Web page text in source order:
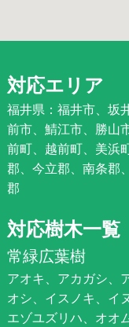
対応エリア
福井県：福井市、坂
前市、鯖江市、勝山
前町、越前町、美浜
郡、今立郡、南条郡
郡
対応樹木一覧
常緑広葉樹
アオキ、アカガシ、
オシ、イスノキ、イ
エゾユズリハ、オオ